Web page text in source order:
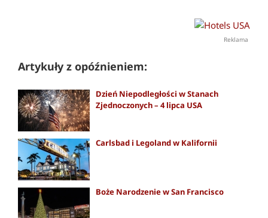
Reklama
Artykuły z opóźnieniem:
Dzień Niepodległości w Stanach
Zjednoczonych – 4 lipca USA
Carlsbad i Legoland w Kalifornii
Boże Narodzenie w San Francisco